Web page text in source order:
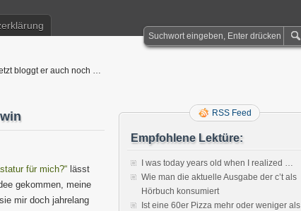
bloggt er auch noch …
für mich?“ lässt
gekommen, meine
mir doch jahrelang
RSS Feed
Empfohlene Lektüre:
I was today years old when I realized …
Wie man die aktuelle Ausgabe der c’t als
Hörbuch konsumiert
Ist eine 60er Pizza mehr oder weniger als